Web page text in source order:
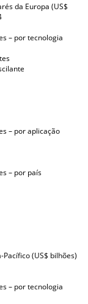
da Europa (US$
– por tecnologia
– por aplicação
– por país
(US$ bilhões)
– por tecnologia